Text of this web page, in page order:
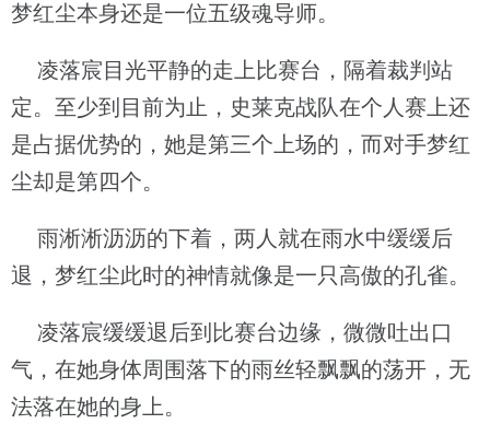
梦红尘本身还是一位五级魂导师。
凌落宸目光平静的走上比赛台，隔着裁判站
定。至少到目前为止，史莱克战队在个人赛上还
是占据优势的，她是第三个上场的，而对手梦红
尘却是第四个。
雨淅淅沥沥的下着，两人就在雨水中缓缓后
退，梦红尘此时的神情就像是一只高傲的孔雀。
凌落宸缓缓退后到比赛台边缘，微微吐出口
气，在她身体周围落下的雨丝轻飘飘的荡开，无
法落在她的身上。